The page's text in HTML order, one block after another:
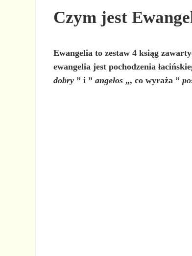
Czym jest
Ewangeliatozestaw 4 ksiąg
ewangelia jest pochodzenia
dobry ” i ”angelos „, co wyraża ”